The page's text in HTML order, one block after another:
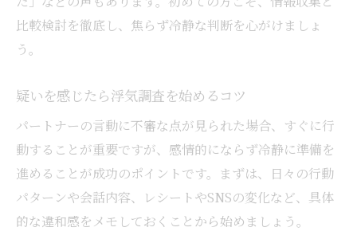
比較検討を徹底し、焦らず冷静な判断を心がけましょ
う。
疑いを感じたら浮気調査を始めるコツ
パートナーの言動に不審な点が見られた場合、すぐに行
動することが重要ですが、感情的にならず冷静に準備を
進めることが成功のポイントです。まずは、日々の行動
パターンや会話内容、レシートやSNSの変化など、具体
的な違和感をメモしておくことから始めましょう。